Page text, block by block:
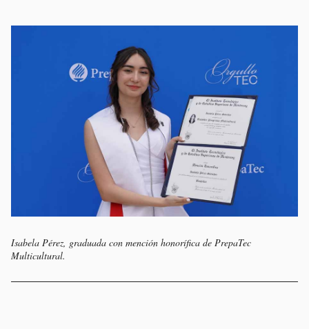
Isabela Pérez, graduada con mención honorífica de PrepaTec
Multicultural.